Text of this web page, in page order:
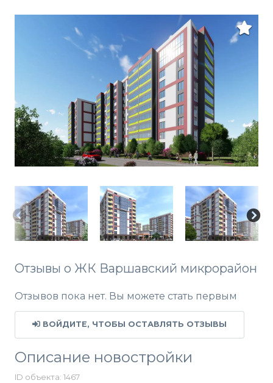
Отзывы о ЖК Варшавский микрорайон
Отзывов пока нет. Вы можете стать первым
ВОЙДИТЕ, ЧТОБЫ ОСТАВЛЯТЬ ОТЗЫВЫ
Описание новостройки
ID объекта: 1467